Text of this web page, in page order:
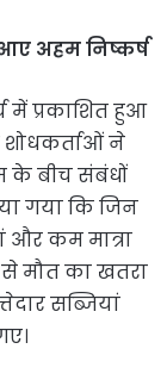
अहम निष्कर्ष
में प्रकाशित हुआ
शोधकर्ताओं ने
के बीच संबंधों
गया कि जिन
और कम मात्रा
से मौत का खतरा
सब्जियां